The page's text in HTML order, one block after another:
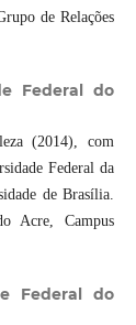
de Relações
Federal do
(2014), com
Federal da
de Brasília.
Acre, Campus
Federal do